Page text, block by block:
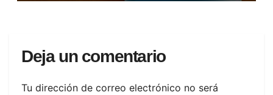
Deja un comentario
Tu dirección de correo electrónico no será